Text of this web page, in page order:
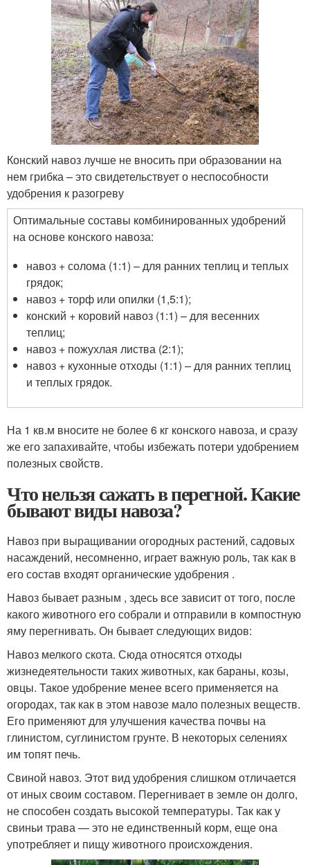
Конский навоз лучше не вносить при образовании на
нем грибка – это свидетельствует о неспособности
удобрения к разогреву
Оптимальные составы комбинированных удобрений
на основе конского навоза:
навоз + солома (1:1) – для ранних теплиц и теплых
грядок;
навоз + торф или опилки (1,5:1);
конский + коровий навоз (1:1) – для весенних
теплиц;
навоз + пожухлая листва (2:1);
навоз + кухонные отходы (1:1) – для ранних теплиц
и теплых грядок.
На 1 кв.м вносите не более 6 кг конского навоза, и сразу
же его запахивайте, чтобы избежать потери удобрением
полезных свойств.
Что нельзя сажать в перегной. Какие
бывают виды навоза?
Навоз при выращивании огородных растений, садовых
насаждений, несомненно, играет важную роль, так как в
его состав входят органические удобрения .
Навоз бывает разным , здесь все зависит от того, после
какого животного его собрали и отправили в компостную
яму перегнивать. Он бывает следующих видов:
Навоз мелкого скота. Сюда относятся отходы
жизнедеятельности таких животных, как бараны, козы,
овцы. Такое удобрение менее всего применяется на
огородах, так как в этом навозе мало полезных веществ.
Его применяют для улучшения качества почвы на
глинистом, суглинистом грунте. В некоторых селениях
им топят печь.
Свиной навоз. Этот вид удобрения слишком отличается
от иных своим составом. Перегнивает в земле он долго,
не способен создать высокой температуры. Так как у
свиньи трава — это не единственный корм, еще она
употребляет и пищу животного происхождения.